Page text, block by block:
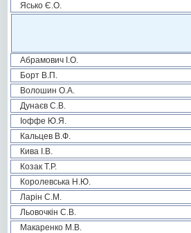
Ясько Є.О.
Абрамович І.О.
Борт В.П.
Волошин О.А.
Дунаєв С.В.
Іоффе Ю.Я.
Кальцев В.Ф.
Кива І.В.
Козак Т.Р.
Королевська Н.Ю.
Ларін С.М.
Льовочкін С.В.
Макаренко М.В.